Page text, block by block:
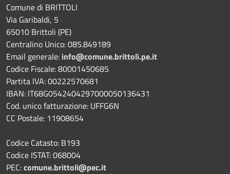
Comune di BRITTOLI
Via Garibaldi, 5
65010 Brittoli (PE)
Centralino Unico: 085.849189
Email generale: info@comune.brittoli.pe.it
Codice Fiscale: 80001450685
Partita IVA: 00222570681
IBAN: IT68G0542404297000050136431
Cod. unico fatturazione: UFFG6N
CC Postale: 11908654
Codice Catasto: B193
Codice ISTAT: 068004
PEC:comune.brittoli@pec.it